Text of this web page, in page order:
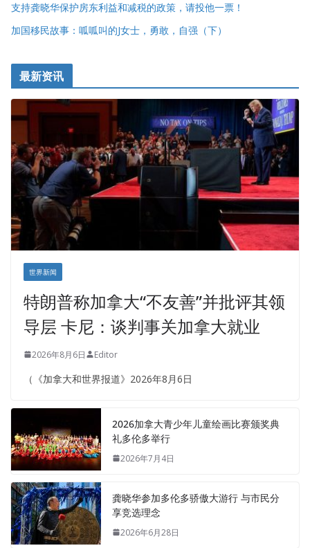
支持龚晓华保护房东利益和减税的政策，请投他一票！
加国移民故事：呱呱叫的J女士，勇敢，自强（下）
最新资讯
世界新闻
特朗普称加拿大“不友善”并批评其领
导层 卡尼：谈判事关加拿大就业
2026年8月6日 Editor
（《加拿大和世界报道》2026年8月6日
2026加拿大青少年儿童绘画比赛颁奖典
礼多伦多举行
2026年7月4日
龚晓华参加多伦多骄傲大游行 与市民分
享竞选理念
2026年6月28日